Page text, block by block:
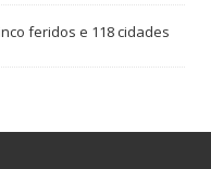
feridos e 118 cidades